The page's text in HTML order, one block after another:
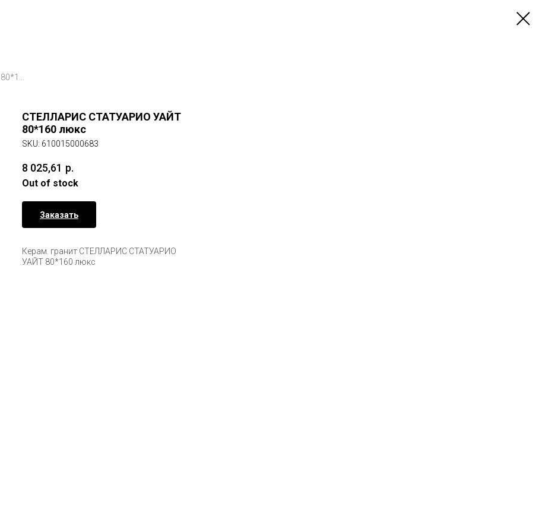
СТЕЛЛАРИС СТАТУАРИО УАЙТ
80*160 люкс
SKU: 610015000683
8 025,61 р.
Out of stock
Заказать
Керам. гранит СТЕЛЛАРИС СТАТУАРИО
УАЙТ 80*160 люкс